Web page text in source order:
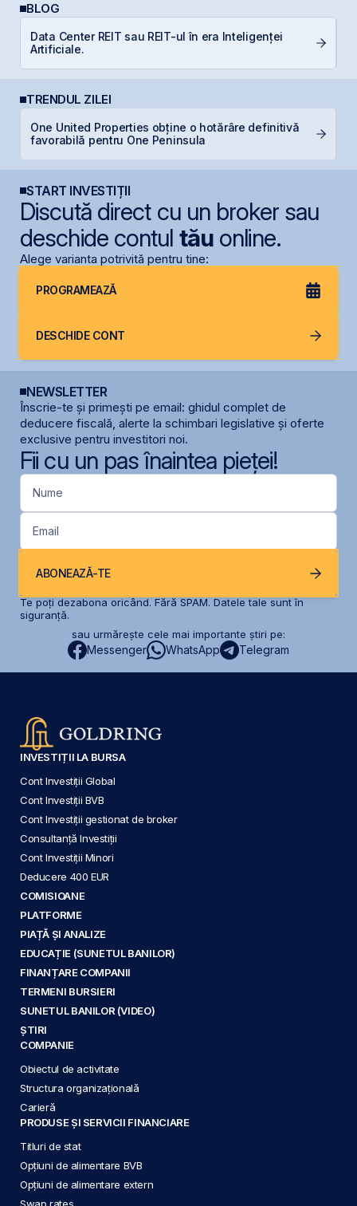
BLOG
Data Center REIT sau REIT-ul în era Inteligenței
Artificiale.
TRENDUL ZILEI
One United Properties obține o hotărâre definitivă
favorabilă pentru One Peninsula
START INVESTIȚII
Discută direct cu un broker sau
deschide contul tăuonline.
Alege varianta potrivită pentru tine:
PROGRAMEAZĂ
DESCHIDE CONT
NEWSLETTER
Înscrie-te și primești pe email: ghidul complet de
deducere fiscală, alerte la schimbari legislative și oferte
exclusive pentru investitori noi.
Fii cu un pas înaintea pieței!
Nume
Email
ABONEAZĂ-TE
Te poți dezabona oricând. Fără SPAM. Datele tale sunt în
siguranță.
sau urmărește cele mai importante știri pe:
Messenger WhatsApp Telegram
INVESTIȚII LA BURSA
Cont Investiții Global
Cont Investiții BVB
Cont Investiții gestionat de broker
Consultanță Investiții
Cont Investiții Minori
Deducere 400 EUR
COMISIOANE
PLATFORME
PIAȚĂ ȘI ANALIZE
EDUCAȚIE (SUNETUL BANILOR)
FINANȚARE COMPANII
TERMENI BURSIERI
SUNETUL BANILOR (VIDEO)
ȘTIRI
COMPANIE
Obiectul de activitate
Structura organizațională
Carieră
PRODUSE ȘI SERVICII FINANCIARE
Titluri de stat
Opțiuni de alimentare BVB
Opțiuni de alimentare extern
Swap rates